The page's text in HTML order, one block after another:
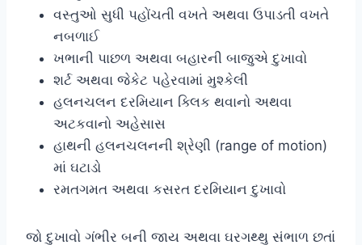
વસ્તુઓ સુધી પહોંચતી વખતે અથવા ઉપાડતી વખતે
નબળાઈ
ખભાની પાછળ અથવા બહારની બાજુએ દુખાવો
શર્ટ અથવા જેકેટ પહેરવામાં મુશ્કેલી
હલનચલન દરમિયાન ક્લિક થવાનો અથવા
અટકવાનો અહેસાસ
હાથની હલનચલનની શ્રેણી (range of motion)
માં ઘટાડો
રમતગમત અથવા કસરત દરમિયાન દુખાવો
જો દુખાવો ગંભીર બની જાય અથવા ઘરગથ્થુ સંભાળ છતાં